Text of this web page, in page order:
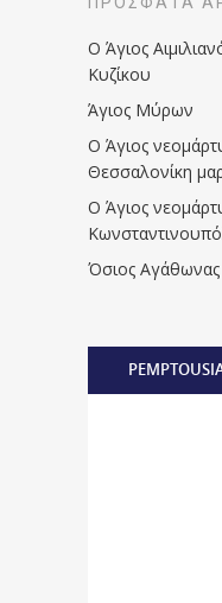
Ο Άγιος
Κυζίκου
Άγιος Μύρων
Ο Άγιος
Θεσσαλονίκη
Ο Άγιος
Όσιος Αγάθωνας